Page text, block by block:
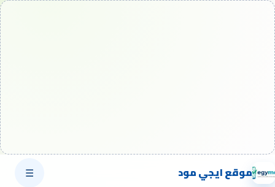
موقع ايجي مود ☰